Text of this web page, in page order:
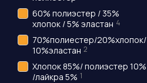
60% полиэстер / 35%
хлопок / 5% эластан 4
70%полиестер/20%хлопок/
10%эластан 2
Хлопок 85%/ полиэстер 10%
/лайкра 5% 1